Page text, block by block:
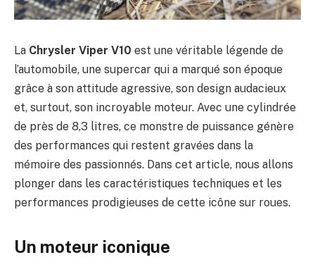
La Chrysler Viper V10 est une véritable légende de
l’automobile, une supercar qui a marqué son époque
grâce à son attitude agressive, son design audacieux
et, surtout, son incroyable moteur. Avec une cylindrée
de près de 8,3 litres, ce monstre de puissance génère
des performances qui restent gravées dans la
mémoire des passionnés. Dans cet article, nous allons
plonger dans les caractéristiques techniques et les
performances prodigieuses de cette icône sur roues.
Un moteur iconique